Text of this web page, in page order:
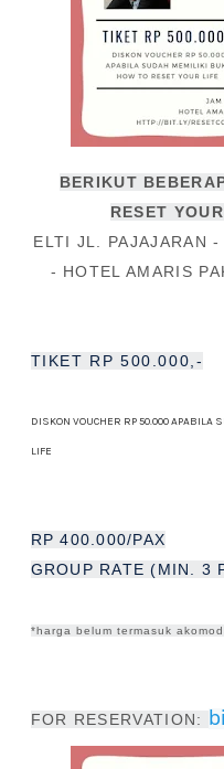
BERIKUT
RESET
ELTI JL. PAJAJARAN -
- HOTEL AMARIS
TIKET RP 500.000,-
DISKON VOUCHER RP 50.000 APABILA
LIFE
RP 400.000/PAX
GROUP RATE (MIN. 3
*harga belum termasuk
FOR RESERVATION: